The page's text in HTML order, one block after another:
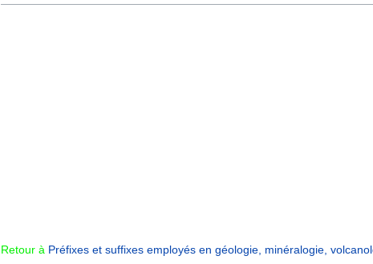
Retour à Préfixes et suffixes employés en géologie, minéralogie,